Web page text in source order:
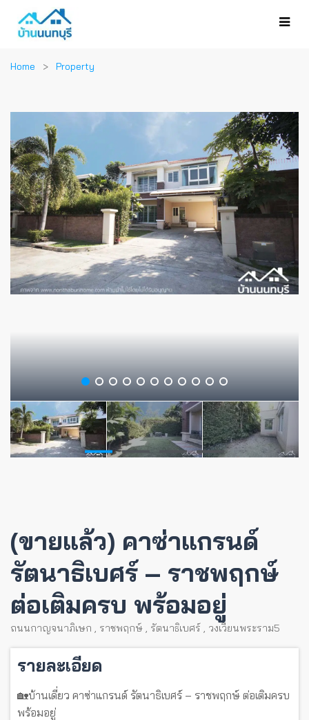
Home Property
(ขายแล้ว) คาซ่าแกรนด์
รัตนาธิเบศร์ – ราชพฤกษ์
ต่อเติมครบ พร้อมอยู่
ถนนกาญจนาภิเษก , ราชพฤกษ์ , รัตนาธิเบศร์ , วงเวียนพระราม5
รายละเอียด
🏡บ้านเดี่ยว คาซ่าแกรนด์ รัตนาธิเบศร์ – ราชพฤกษ์ ต่อเติมครบ
พร้อมอยู่